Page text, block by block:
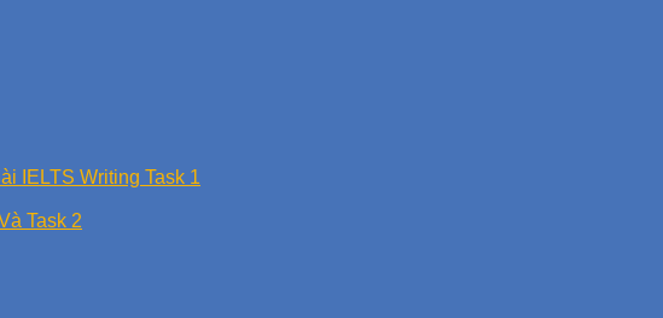
IELTS Writing Task 1
Task 2